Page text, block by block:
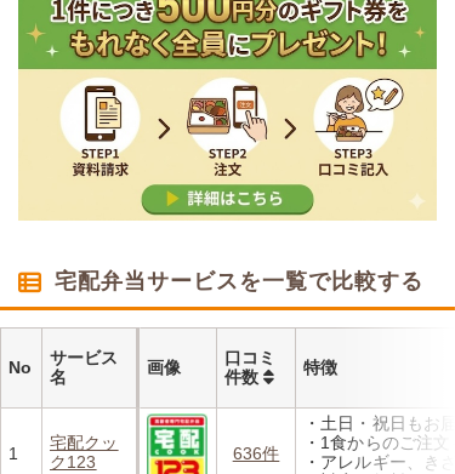
宅配弁当サービスを一覧で比較する
No
サービス
名
画像
口コミ
件数
特徴
1
宅配クッ
ク123
636件
・土日・祝日もお届
・1食からのご注文
・アレルギー、き